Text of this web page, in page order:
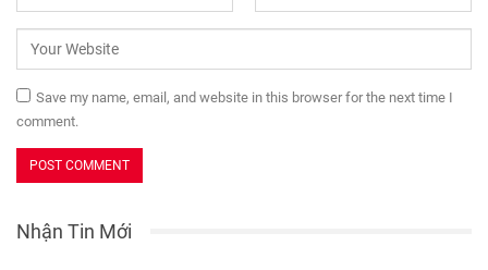
Save my name, email, and website in this browser for the next time I
comment.
Nhận Tin Mới